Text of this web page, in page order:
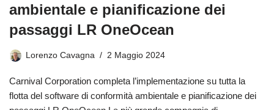
ambientale e pianificazione dei
passaggi LR OneOcean
Lorenzo Cavagna 2 Maggio 2024
Carnival Corporation completa l’implementazione su tutta la
flotta del software di conformità ambientale e pianificazione dei